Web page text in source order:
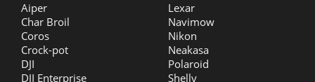
Aiper
Char Broil
Coros
Crock-pot
DJI
DJI Enterprise
Lexar
Navimow
Nikon
Neakasa
Polaroid
Shelly